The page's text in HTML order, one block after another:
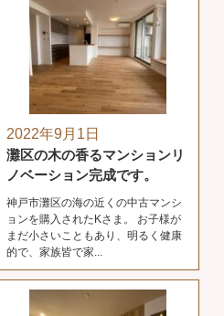
2022年9月1日
灘区の木の香るマンションリ
ノベーション完成です。
神戸市灘区の海の近くの中古マンシ
ョンを購入されたKさま。 お子様が
まだ小さいこともあり、明るく健康
的で、家族皆で家...